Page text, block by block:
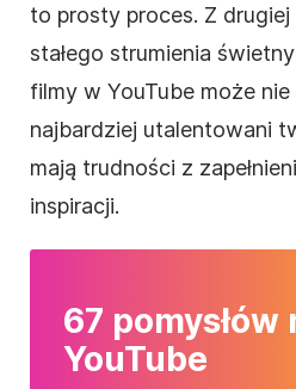
to prosty proces. Z
stałego strumienia
filmy w YouTube może
najbardziej utalentowani
mają trudności z
inspiracji.
67
YouTube